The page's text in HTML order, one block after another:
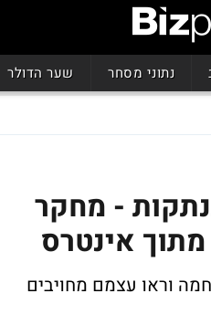
נתוני מסחר שער הדולר
- מחקר
מתוך אינטרס
וראו עצמם מחויבים